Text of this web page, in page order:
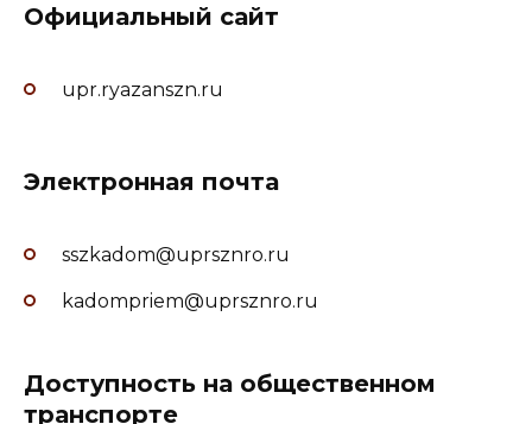
Официальный сайт
upr.ryazanszn.ru
Электронная почта
sszkadom@uprsznro.ru
kadompriem@uprsznro.ru
Доступность на общественном
транспорте